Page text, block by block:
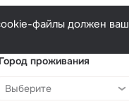
файлы должен ваш
Город проживания